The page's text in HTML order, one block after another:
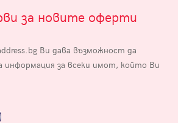
за новите оферти
Ви дава възможност да
информация за всеки имот, който Ви